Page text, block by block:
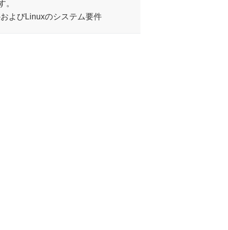
。
よびLinuxのシステム要件